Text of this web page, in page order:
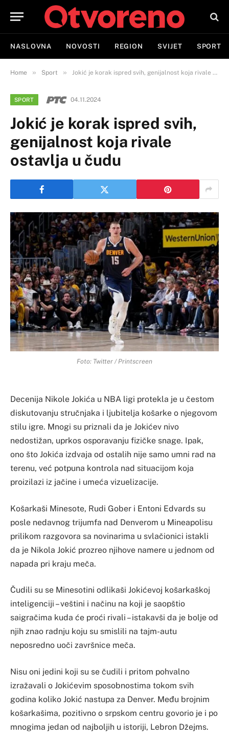
NASLOVNA NOVOSTI REGION SVIJET SPORT
Home » Sport » Jokić je korak ispred svih, genijalnost koja rivale ostavlja u čudu
SPORT 04.11.2024
Jokić je korak ispred svih,
genijalnost koja rivale
ostavlja u čudu
Foto: Twitter / Printscreen
Decenija Nikole Jokića u NBA ligi protekla je u čestom
diskutovanju stručnjaka i ljubitelja košarke o njegovom
stilu igre. Mnogi su priznali da je Jokićev nivo
nedostižan, uprkos osporavanju fizičke snage. Ipak,
ono što Jokića izdvaja od ostalih nije samo umni rad na
terenu, već potpuna kontrola nad situacijom koja
proizilazi iz jačine i umeća vizuelizacije.
Košarkaši Minesote, Rudi Gober i Entoni Edvards su
posle nedavnog trijumfa nad Denverom u Mineapolisu
prilikom razgovora sa novinarima u svlačionici istakli
da je Nikola Jokić prozreo njihove namere u jednom od
napada pri kraju meča.
Čudili su se Minesotini odlikaši Jokićevoj košarkaškoj
inteligenciji – veštini i načinu na koji je saopštio
saigračima kuda će proći rivali – istakavši da je bolje od
njih znao radnju koju su smislili na tajm-autu
neposredno uoči završnice meča.
Nisu oni jedini koji su se čudili i pritom pohvalno
izražavali o Jokićevim sposobnostima tokom svih
godina koliko Jokić nastupa za Denver. Među brojnim
košarkašima, pozitivno o srpskom centru govorio je i po
mnogima jedan od najboljih u istoriji, Lebron Džejms.